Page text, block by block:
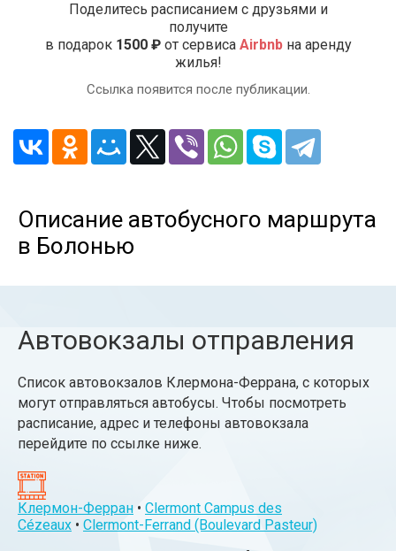
Поделитесь расписанием с друзьями и
получите
в подарок 1500 ₽от сервиса Airbnbна аренду
жилья!
Ссылка появится после публикации.
Описание автобусного маршрута
в Болонью
Автовокзалы отправления
Список автовокзалов Клермона-Феррана, с которых
могут отправляться автобусы. Чтобы посмотреть
расписание, адрес и телефоны автовокзала
перейдите по ссылке ниже.
Клермон-Ферран • Clermont Campus des
Cézeaux • Clermont-Ferrand (Boulevard Pasteur)